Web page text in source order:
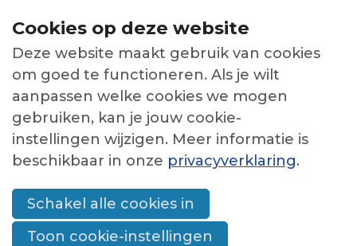
links
over
Jump
to
navigation
Jump
main
content
HOME BIJEENKOMSTEN
OVER BIJEENKOMST BASISNETWERK
MAATSCHAPPELIJKE OPVANG
Netwerken
Nieuwsbrieven
Bijeenkomsten
Overzicht
Werkwijze
bijeenkomsten en
netwerken
Cookies op deze website
Deze website maakt gebruik van cookies
om goed te functioneren. Als je wilt
aanpassen welke cookies we mogen
gebruiken, kan je jouw cookie-
instellingen wijzigen. Meer informatie is
beschikbaar in onze privacyverklaring.
Schakel alle cookies in
Toon cookie-instellingen